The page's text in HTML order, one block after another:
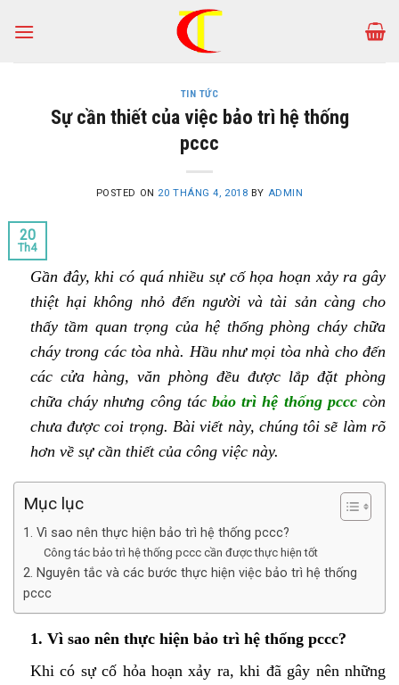
TIN TỨC
Sự cần thiết của việc bảo trì hệ thống
pccc
POSTED ON 20 THÁNG 4, 2018 BY ADMIN
20
Th4
Gần đây, khi có quá nhiều sự cố họa hoạn xảy ra gây
thiệt hại không nhỏ đến người và tài sản càng cho
thấy tầm quan trọng của hệ thống phòng cháy chữa
cháy trong các tòa nhà. Hầu như mọi tòa nhà cho đến
các cửa hàng, văn phòng đều được lắp đặt phòng
chữa cháy nhưng công tác bảo trì hệ thống pccccòn
chưa được coi trọng. Bài viết này, chúng tôi sẽ làm rõ
hơn về sự cần thiết của công việc này.
Mục lục
1. Vì sao nên thực hiện bảo trì hệ thống pccc?
Công tác bảo trì hệ thống pccc cần được thực hiện tốt
2. Nguyên tắc và các bước thực hiện việc bảo trì hệ thống
pccc
1. Vì sao nên thực hiện bảo trì hệ thống pccc?
Khi có sự cố hỏa hoạn xảy ra, khi đã gây nên những